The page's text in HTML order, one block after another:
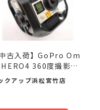
中古入荷】GoPro Om
360度撮影カ
で...
クアップ浜松宮竹店